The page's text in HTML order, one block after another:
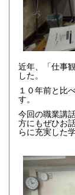
近年、「仕事
した。
１０年前と比
す。
今回の職業講
方にもぜひお
らに充実した